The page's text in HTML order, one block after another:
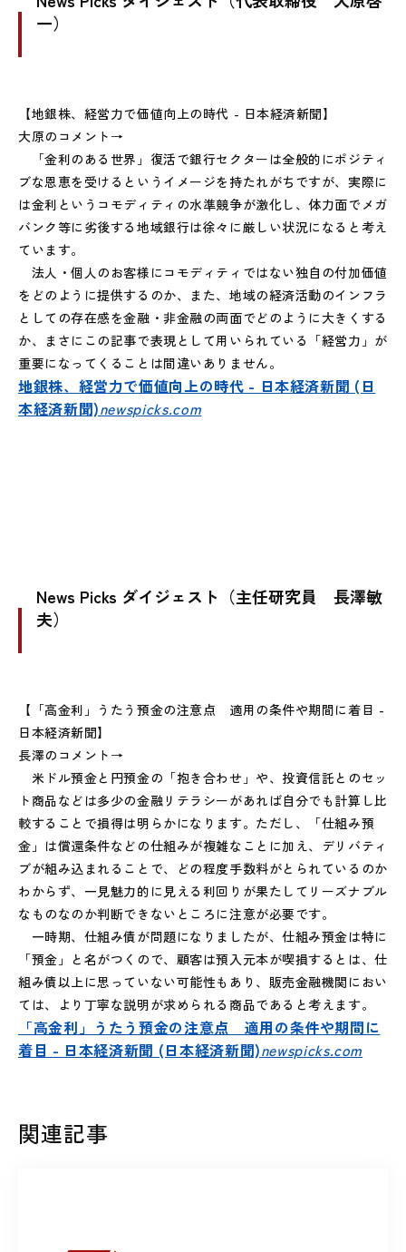
一）
【地銀株、経営力で価値向上の時代 - 日本経済新聞】
大原のコメント→
「金利のある世界」復活で銀行セクターは全般的にポジティ
ブな恩恵を受けるというイメージを持たれがちですが、実際に
は金利というコモディティの水準競争が激化し、体力面でメガ
バンク等に劣後する地域銀行は徐々に厳しい状況になると考え
ています。
法人・個人のお客様にコモディティではない独自の付加価値
をどのように提供するのか、また、地域の経済活動のインフラ
としての存在感を金融・非金融の両面でどのように大きくする
か、まさにこの記事で表現として用いられている「経営力」が
重要になってくることは間違いありません。
地銀株、経営力で価値向上の時代 - 日本経済新聞 (日
本経済新聞)newspicks.com
News Picks ダイジェスト（主任研究員 長澤敏
夫）
【「高金利」うたう預金の注意点 適用の条件や期間に着目 -
日本経済新聞】
長澤のコメント→
米ドル預金と円預金の「抱き合わせ」や、投資信託とのセッ
ト商品などは多少の金融リテラシーがあれば自分でも計算し比
較することで損得は明らかになります。ただし、「仕組み預
金」は償還条件などの仕組みが複雑なことに加え、デリバティ
ブが組み込まれることで、どの程度手数料がとられているのか
わからず、一見魅力的に見える利回りが果たしてリーズナブル
なものなのか判断できないところに注意が必要です。
一時期、仕組み債が問題になりましたが、仕組み預金は特に
「預金」と名がつくので、顧客は預入元本が喫損するとは、仕
組み債以上に思っていない可能性もあり、販売金融機関におい
ては、より丁寧な説明が求められる商品であると考えます。
「高金利」うたう預金の注意点 適用の条件や期間に
着目 - 日本経済新聞 (日本経済新聞)newspicks.com
関連記事